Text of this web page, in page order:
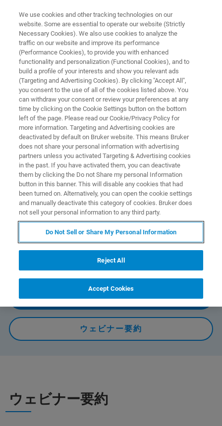
AFM ウェビナー
AFMプローブの選び方＃6 弾性
率・凝着力・粘弾性率測定と測
定方法のヒント
PeakForce TappingおよびForce Curveを用いたナノ機械特
性マッピング用プローブの選択方法、および、実機（録
画デモ）を交えた測定フローとパラメーター設定、測定
方法のヒントについて説明します。（約30分）
オンデマンドで視聴する
ウェビナー要約
ウェビナー要約
We use cookies and other tracking technologies on our
website. Some are essential to operate our website (Strictly
Necessary Cookies). We also use cookies to analyze the
traffic on our website and improve its performance
(Performance Cookies), to provide you with enhanced
functionality and personalization (Functional Cookies), and to
build a profile of your interests and show you relevant ads
(Targeting and Advertising Cookies). By clicking "Accept All",
you consent to the use of all of the cookies listed above. You
can withdraw your consent or review your preferences at any
time by clicking on the Cookie Settings button on the bottom
left of the page. Please read our Cookie/Privacy Policy for
more information. Targeting and Advertising cookies are
deactivated by default on Bruker website. This means Bruker
does not share your personal information with advertising
partners unless you activated Targeting & Advertising cookies
in the past. If you have activated them, you can deactivate
them by clicking the Do not Share my personal Information
button in this banner. This will disable any cookies that had
been turned on. Alternatively, you can open the cookie settings
and manually deactivate this category of cookies. Bruker does
not sell your personal information to any third party.
Do Not Sell or Share My Personal Information
Reject All
Accept Cookies